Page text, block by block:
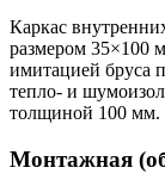
Каркас
размером 35×100
имитацией бруса
тепло- и
толщиной 100 мм.
Монтажная